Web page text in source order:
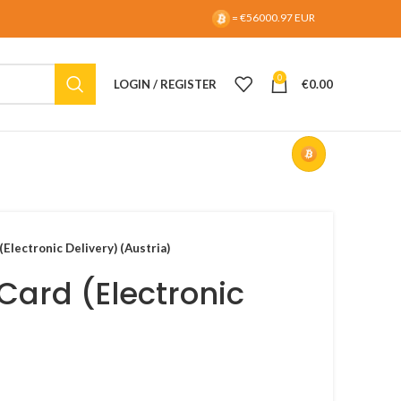
= €56000.97 EUR
LOGIN / REGISTER 0 €0.00
Delivery) (Austria)
(Electronic